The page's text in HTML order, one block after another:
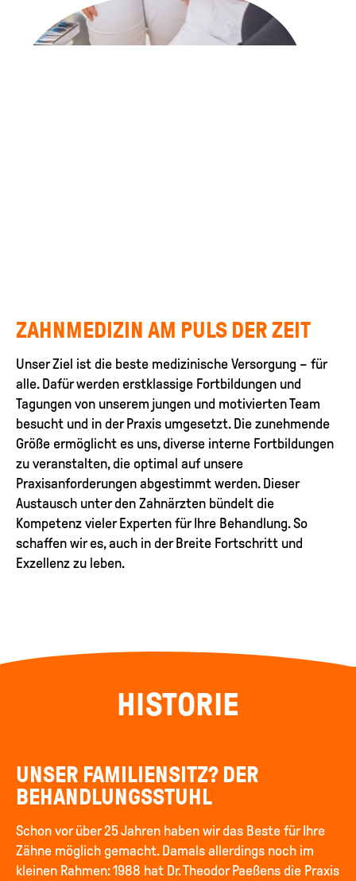
ZAHNMEDIZIN AM PULS DER ZEIT
Unser Ziel ist die beste medizinische Versorgung – für
alle. Dafür werden erstklassige Fortbildungen und
Tagungen von unserem jungen und motivierten Team
besucht und in der Praxis umgesetzt. Die zunehmende
Größe ermöglicht es uns, diverse interne Fortbildungen
zu veranstalten, die optimal auf unsere
Praxisanforderungen abgestimmt werden. Dieser
Austausch unter den Zahnärzten bündelt die
Kompetenz vieler Experten für Ihre Behandlung. So
schaffen wir es, auch in der Breite Fortschritt und
Exzellenz zu leben.
HISTORIE
UNSER FAMILIENSITZ? DER
BEHANDLUNGSSTUHL
Schon vor über 25 Jahren haben wir das Beste für Ihre
Zähne möglich gemacht. Damals allerdings noch im
kleinen Rahmen: 1988 hat Dr. Theodor Paeßens die Praxis